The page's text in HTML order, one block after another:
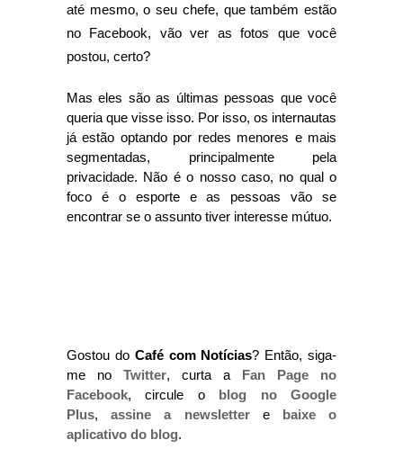
até mesmo, o seu chefe, que também estão
no Facebook, vão ver as fotos que você
postou, certo?
Mas eles são as últimas pessoas que você
queria que visse isso. Por isso, os internautas
já estão optando por redes menores e mais
segmentadas, principalmente pela
privacidade. Não é o nosso caso, no qual o
foco é o esporte e as pessoas vão se
encontrar se o assunto tiver interesse mútuo.
Gostou do Café com Notícias? Então, siga-
me no Twitter, curta a Fan Page no
Facebook, circule o blog no Google
Plus,assine a newslettere baixe o
aplicativo do blog.